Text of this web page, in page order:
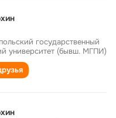
государственный
университет (бывш. МГПИ)